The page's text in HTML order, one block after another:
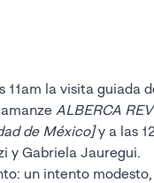
la visita guiada
ALBERCA
de México]y a las
y Gabriela Jauregui.
un intento modesto,